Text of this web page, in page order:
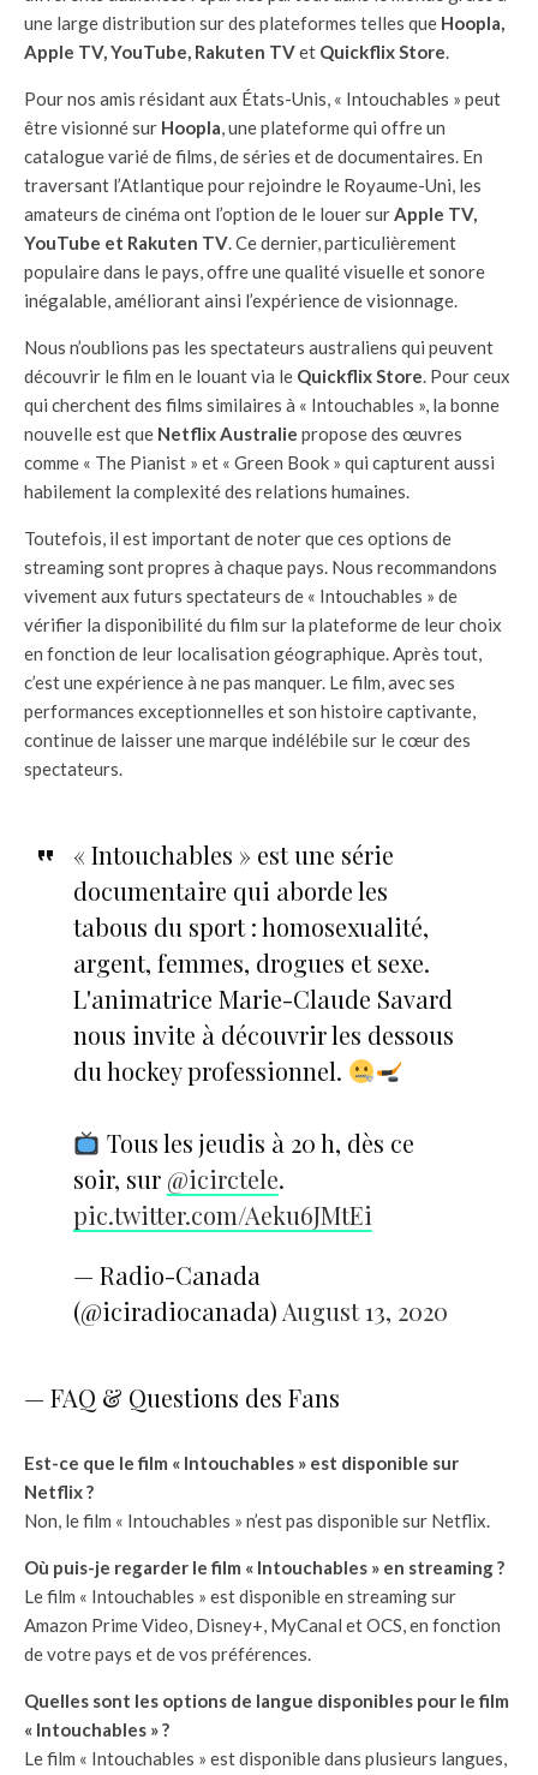
une large distribution sur des plateformes telles que Hoopla,
Apple TV, YouTube, Rakuten TVet Quickflix Store.
Pour nos amis résidant aux États-Unis, « Intouchables » peut
être visionné sur Hoopla, une plateforme qui offre un
catalogue varié de films, de séries et de documentaires. En
traversant l’Atlantique pour rejoindre le Royaume-Uni, les
amateurs de cinéma ont l’option de le louer surApple TV,
YouTube et Rakuten TV. Ce dernier, particulièrement
populaire dans le pays, offre une qualité visuelle et sonore
inégalable, améliorant ainsi l’expérience de visionnage.
Nous n’oublions pas les spectateurs australiens qui peuvent
découvrir le film en le louant via le Quickflix Store. Pour ceux
qui cherchent des films similaires à « Intouchables », la bonne
nouvelle est que Netflix Australie propose des œuvres
comme « The Pianist » et « Green Book » qui capturent aussi
habilement la complexité des relations humaines.
Toutefois, il est important de noter que ces options de
streaming sont propres à chaque pays. Nous recommandons
vivement aux futurs spectateurs de « Intouchables » de
vérifier la disponibilité du film sur la plateforme de leur choix
en fonction de leur localisation géographique. Après tout,
c’est une expérience à ne pas manquer. Le film, avec ses
performances exceptionnelles et son histoire captivante,
continue de laisser une marque indélébile sur le cœur des
spectateurs.
« Intouchables » est une série
documentaire qui aborde les
tabous du sport : homosexualité,
argent, femmes, drogues et sexe.
L'animatrice Marie-Claude Savard
nous invite à découvrir les dessous
du hockey professionnel.
Tous les jeudis à 20 h, dès ce
soir, sur @icirctele.
pic.twitter.com/Aeku6JMtEi
— Radio-Canada
(@iciradiocanada)August 13, 2020
— FAQ & Questions des Fans
Est-ce que le film « Intouchables » est disponible sur
Netflix ?
Non, le film « Intouchables » n’est pas disponible sur Netflix.
Où puis-je regarder le film « Intouchables » en streaming ?
Le film « Intouchables » est disponible en streaming sur
Amazon Prime Video, Disney+, MyCanal et OCS, en fonction
de votre pays et de vos préférences.
Quelles sont les options de langue disponibles pour le film
« Intouchables » ?
Le film « Intouchables » est disponible dans plusieurs langues,